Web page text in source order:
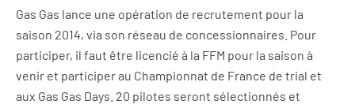
Gas Gas lance une opération de recrutement pour la
saison 2014, via son réseau de concessionnaires. Pour
participer, il faut être licencié à la FFM pour la saison à
venir et participer au Championnat de France de trial et
aux Gas Gas Days. 20 pilotes seront sélectionnés et